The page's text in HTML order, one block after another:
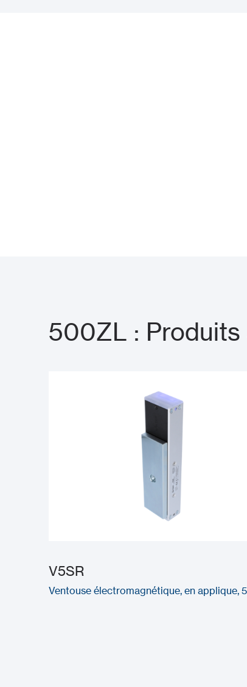
500ZL : Produits
V5SR
Ventouse électromagnétique, en applique,